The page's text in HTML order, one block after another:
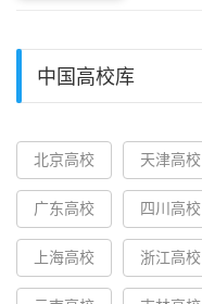
中国高校库
北京高校 天津高校
广东高校 四川高校
上海高校 浙江高校